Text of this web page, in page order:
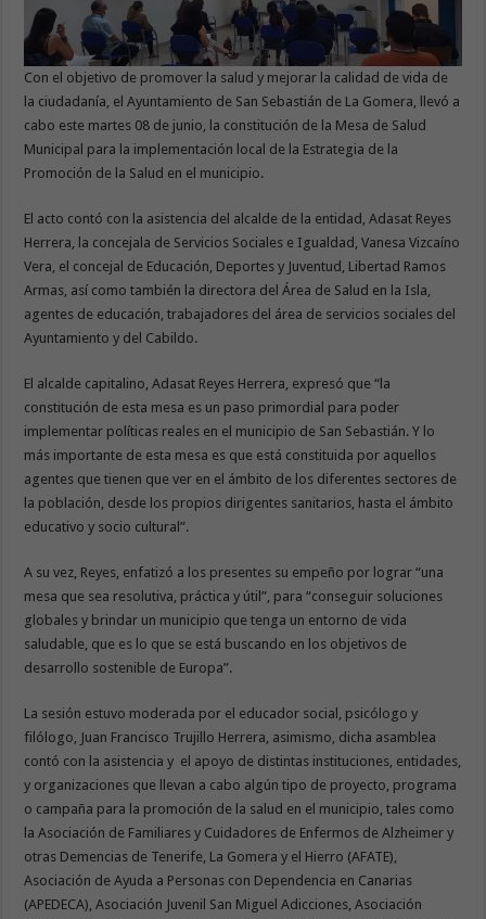
Con el objetivo de promover la salud y mejorar la calidad de vida de
la ciudadanía, el Ayuntamiento de San Sebastián de La Gomera, llevó a
cabo este martes 08 de junio, la constitución de la Mesa de Salud
Municipal para la implementación local de la Estrategia de la
Promoción de la Salud en el municipio.
El acto contó con la asistencia del alcalde de la entidad, Adasat Reyes
Herrera, la concejala de Servicios Sociales e Igualdad, Vanesa Vizcaíno
Vera, el concejal de Educación, Deportes y Juventud, Libertad Ramos
Armas, así como también la directora del Área de Salud en la Isla,
agentes de educación, trabajadores del área de servicios sociales del
Ayuntamiento y del Cabildo.
El alcalde capitalino, Adasat Reyes Herrera, expresó que “la
constitución de esta mesa es un paso primordial para poder
implementar políticas reales en el municipio de San Sebastián. Y lo
más importante de esta mesa es que está constituida por aquellos
agentes que tienen que ver en el ámbito de los diferentes sectores de
la población, desde los propios dirigentes sanitarios, hasta el ámbito
educativo y socio cultural”.
A su vez, Reyes, enfatizó a los presentes su empeño por lograr “una
mesa que sea resolutiva, práctica y útil”, para “conseguir soluciones
globales y brindar un municipio que tenga un entorno de vida
saludable, que es lo que se está buscando en los objetivos de
desarrollo sostenible de Europa”.
La sesión estuvo moderada por el educador social, psicólogo y
filólogo, Juan Francisco Trujillo Herrera, asimismo, dicha asamblea
contó con la asistencia y el apoyo de distintas instituciones, entidades,
y organizaciones que llevan a cabo algún tipo de proyecto, programa
o campaña para la promoción de la salud en el municipio, tales como
la Asociación de Familiares y Cuidadores de Enfermos de Alzheimer y
otras Demencias de Tenerife, La Gomera y el Hierro (AFATE),
Asociación de Ayuda a Personas con Dependencia en Canarias
(APEDECA), Asociación Juvenil San Miguel Adicciones, Asociación